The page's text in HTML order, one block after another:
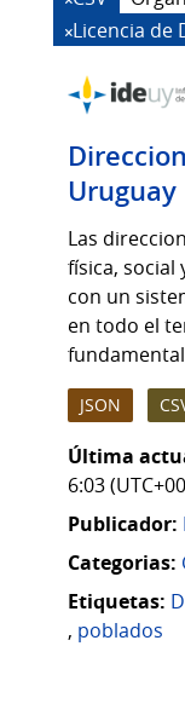
Licencia de
Uruguay
Las
física, social
con un
en todo el
JSON
Última
6:03
Publicador:
Categorias:
Etiquetas:
, poblados